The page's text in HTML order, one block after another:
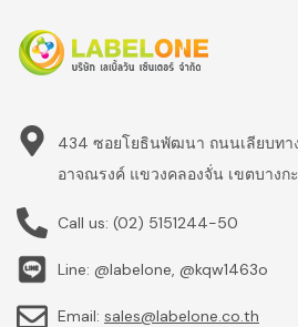
434 ซอยโยธินพัฒนา ถนนเลียบทา
อาจณรงค์ แขวงคลองจั่น เขตบางก
Call us: (02) 5151244-50
Line: @labelone, @kqw1463o
Email: sales@labelone.co.th